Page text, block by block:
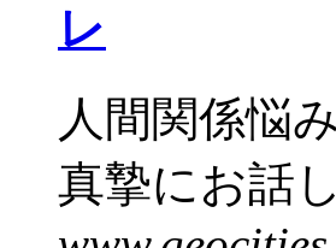
レ
人間関係悩
真摯にお話